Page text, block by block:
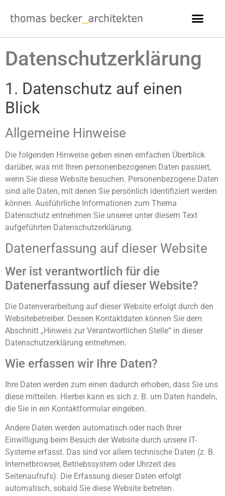
Datenschutz­erklärung
1. Datenschutz auf einen
Blick
Allgemeine Hinweise
Die folgenden Hinweise geben einen einfachen Überblick
darüber, was mit Ihren personenbezogenen Daten passiert,
wenn Sie diese Website besuchen. Personenbezogene Daten
sind alle Daten, mit denen Sie persönlich identifiziert werden
können. Ausführliche Informationen zum Thema
Datenschutz entnehmen Sie unserer unter diesem Text
aufgeführten Datenschutzerklärung.
Datenerfassung auf dieser Website
Wer ist verantwortlich für die
Datenerfassung auf dieser Website?
Die Datenverarbeitung auf dieser Website erfolgt durch den
Websitebetreiber. Dessen Kontaktdaten können Sie dem
Abschnitt „Hinweis zur Verantwortlichen Stelle“ in dieser
Datenschutzerklärung entnehmen.
Wie erfassen wir Ihre Daten?
Ihre Daten werden zum einen dadurch erhoben, dass Sie uns
diese mitteilen. Hierbei kann es sich z. B. um Daten handeln,
die Sie in ein Kontaktformular eingeben.
Andere Daten werden automatisch oder nach Ihrer
Einwilligung beim Besuch der Website durch unsere IT-
Systeme erfasst. Das sind vor allem technische Daten (z. B.
Internetbrowser, Betriebssystem oder Uhrzeit des
Seitenaufrufs). Die Erfassung dieser Daten erfolgt
automatisch, sobald Sie diese Website betreten.